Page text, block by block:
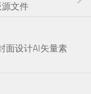
文件​
面设计AI矢量素